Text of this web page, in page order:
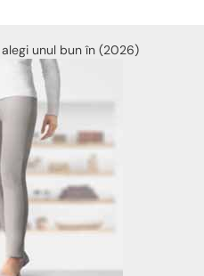
unul bun în (2026)